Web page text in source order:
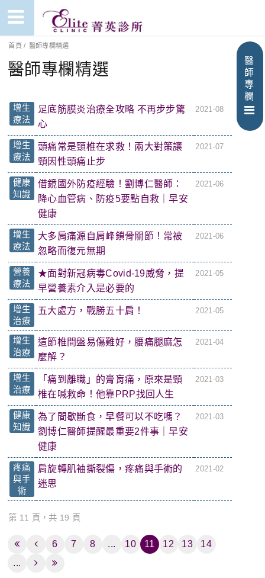
醫
師
專
欄
首頁 / 醫師專欄精選
醫師專欄精選
增生
療法
足底筋膜炎治療全攻略 不再步步驚
心
2021-08
增生
療法
頭痛常是頸椎在求救！兩大對策讓
頸因性頭痛止步
2021-07
健康
知識
借鏡國外防疫經驗！劉博仁醫師：
降心血管病、防疫5要點自救｜早安
健康
2021-06
增生
療法
大多肩痛源自肩峰鎖骨關節！常被
忽略而復元無期
2021-06
營養
療法
★面對新冠病毒Covid-19威脅，提
早營養素介入是必要的
2021-05
增生
治療
五大處方，戰勝五十肩！ 2021-05
增生
治療
這節椎間盤易傷難好，腰痛腿麻怎
麼解？
2021-04
增生
治療
「痛到離職」的膏肓痛，原來是頸
椎在喊救命！他靠PRP找回人生
2021-03
健康
知識
為了間歇斷食，早餐可以不吃嗎？
劉博仁醫師提醒最重要2件事｜早安
健康
2021-03
疼痛
與手
術
肩旋轉肌袖撕裂傷，疼痛與手術的
迷思
2021-02
第 11 頁，共 19 頁
6 7 8 ... 10 11 12 13
14
...